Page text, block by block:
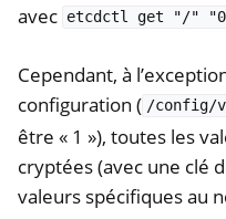
avec etcdctl get "/"
Cependant, à
configuration ( /config/
être « 1 »), toutes les
cryptées (avec une clé
valeurs spécifiques au